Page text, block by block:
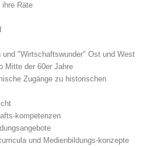
ihre Räte
und "Wirtschaftswunder" Ost und West
Mitte der 60er Jahre
Zugänge zu historischen
kompetenzen
und Medienbildungs-konzepte